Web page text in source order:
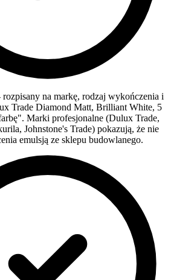
rozpisany na markę, rodzaj wykończenia i
Trade Diamond Matt, Brilliant White, 5
Marki profesjonalne (Dulux Trade,
Johnstone's Trade) pokazują, że nie
emulsją ze sklepu budowlanego.